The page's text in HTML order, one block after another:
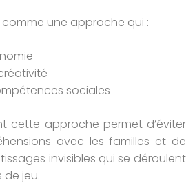
une approche qui :
sociales
cette approche permet d’éviter
avec les familles et de
invisibles qui se déroulent
jeu.